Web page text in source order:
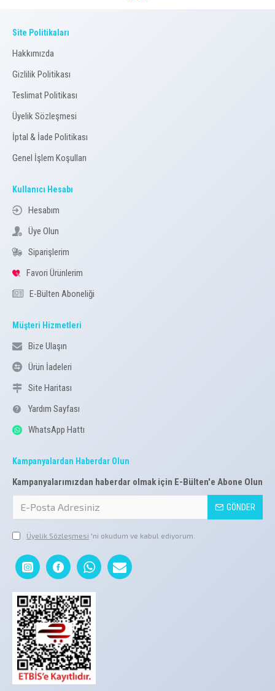
Site Politikaları
Hakkımızda
Gizlilik Politikası
Teslimat Politikası
Üyelik Sözleşmesi
İptal & İade Politikası
Genel İşlem Koşulları
Kullanıcı Hesabı
Hesabım
Üye Olun
Siparişlerim
Favori Ürünlerim
E-Bülten Aboneliği
Müşteri Hizmetleri
Bize Ulaşın
Ürün İadeleri
Site Haritası
Yardım Sayfası
WhatsApp Hattı
Kampanyalardan Haberdar Olun
Kampanyalarımızdan haberdar olmak için E-Bülten'e Abone Olun
GÖNDER
Üyelik Sözleşmesi 'ni okudum ve kabul ediyorum.